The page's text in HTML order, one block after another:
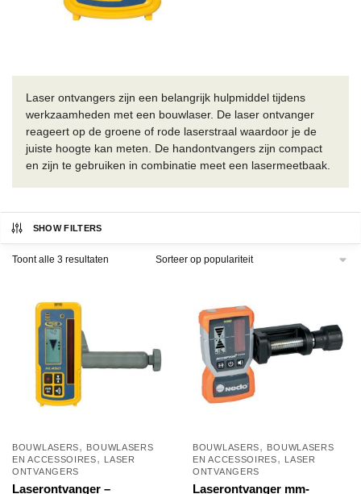
Laser ontvangers zijn een belangrijk hulpmiddel tijdens
werkzaamheden met een bouwlaser. De laser ontvanger
reageert op de groene of rode laserstraal waardoor je de
juiste hoogte kan meten. De handontvangers zijn compact
en zijn te gebruiken in combinatie meet een lasermeetbaak.
SHOW FILTERS
Toont alle 3 resultaten Gesorteerd
BOUWLASERS, BOUWLASERS
EN ACCESSOIRES, LASER
ONTVANGERS
Laserontvanger –
BOUWLASERS, BOUWLASERS
EN ACCESSOIRES, LASER
ONTVANGERS
Laserontvanger mm-